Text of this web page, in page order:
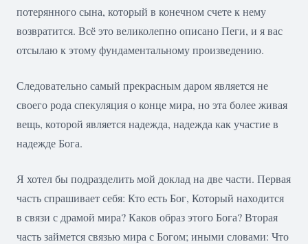
потерянного сына, который в конечном счете к нему
возвратится. Всё это великолепно описано Пеги, и я вас
отсылаю к этому фундаментальному произведению.
Следовательно самый прекрасным даром является не
своего рода спекуляция о конце мира, но эта более живая
вещь, которой является надежда, надежда как участие в
надежде Бога.
Я хотел бы подразделить мой доклад на две части. Первая
часть спрашивает себя: Кто есть Бог, Который находится
в связи с драмой мира? Каков образ этого Бога? Вторая
часть займется связью мира с Богом; иными словами: Что